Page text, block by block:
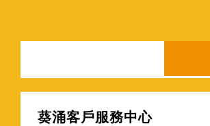
葵涌客戶服務中心